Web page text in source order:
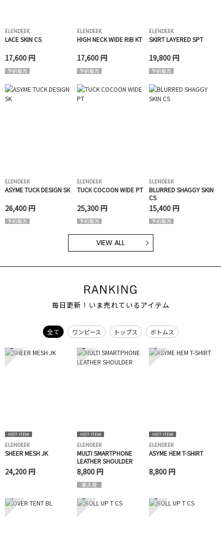
ELENDEEK
LACE SKIN CS
17,600 円
ELENDEEK
HIGH NECK WIDE RIB KT
17,600 円
ELENDEEK
SKIRT LAYERED SPT
19,800 円
ELENDEEK
ASYME TUCK DESIGN SK
26,400 円
ELENDEEK
TUCK COCOON WIDE PT
25,300 円
ELENDEEK
BLURRED SHAGGY SKIN
CS
15,400 円
VIEW ALL
毎日更新！いま売れているアイテム
全て ワンピース トップス ボトムス
1
ELENDEEK
SHEER MESH JK
24,200 円
2
ELENDEEK
MULTI SMARTPHONE
LEATHER SHOULDER
8,800 円
3
ELENDEEK
ASYME HEM T-SHIRT
8,800 円
4 5 6